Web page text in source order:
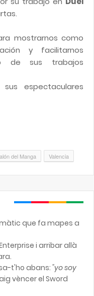
mostrarnos como
y facilitarnos
de sus trabajos
espectaculares
del Manga Valencia
que fa mapes a
i arribar allà
t'ho abans: "yo soy
vèncer el Sword